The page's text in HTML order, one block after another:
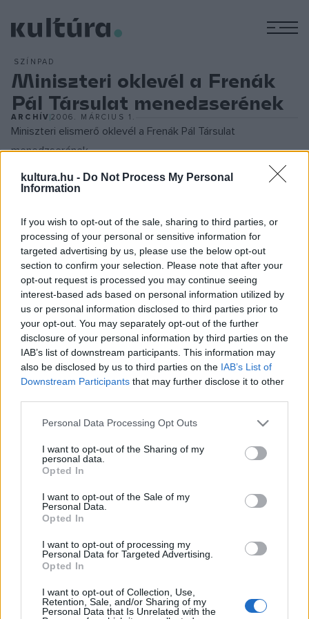
kultura.hu - Do Not Process My Personal
Information
If you wish to opt-out of the sale, sharing to third parties, or
processing of your personal or sensitive information for
targeted advertising by us, please use the below opt-out
section to confirm your selection. Please note that after your
opt-out request is processed you may continue seeing
interest-based ads based on personal information utilized by
us or personal information disclosed to third parties prior to
your opt-out. You may separately opt-out of the further
disclosure of your personal information by third parties on the
IAB’s list of downstream participants. This information may
also be disclosed by us to third parties on the IAB’s List of
Downstream Participants that may further disclose it to other
Please note that this website/app uses one or more Google
not limited to your visit or usage behaviour. You may click to
grant or deny consent to Google and its third-party tags to
use your data for below specified purposes in below Google
consent section.
Personal Data Processing Opt Outs
I want to opt-out of the Sharing of my
personal data.
Opted In
I want to opt-out of the Sale of my
Personal Data.
Opted In
I want to opt-out of processing my
Personal Data for Targeted Advertising.
Opted In
I want to opt-out of Collection, Use,
Retention, Sale, and/or Sharing of my
Personal Data that Is Unrelated with the
SZÍNPAD
Miniszteri oklevél a Frenák
Pál Társulat menedzserének
ARCHÍV2006. MÁRCIUS 1.
Miniszteri elismerő oklevél a Frenák Pál Társulat
menedzserének
Bozóki András kulturális miniszter hétfőn miniszteri elismerő
Paizs Dórát, a Frenák Pál Társulat menedzserét kiváló
kulturális szervezői tevékenységéért. A miniszter az
oklevelet dolgozószobájában nyújtotta át a kortárs
táncművészeti társulat menedzserének.
Paizs Dóra 2004 októbere óta menedzseli a Frenák Pál
Társulatot és felelős annak magyarországi képviseletéért,
külföldi és belföldi forgalmáért, a sajtókapcsolataiért és
arculattervezéséért. Kinevezése óta a társulat megduplázta
Magyarország- és Európa-szerte számos rangos
nemzetközi alternatív színházi szemléken és fesztiválokon.